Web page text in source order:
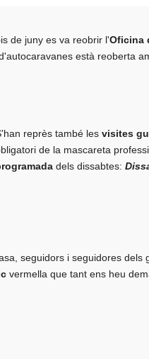
de juny es va reobrir l'Oficina
està reoberta
reprès també lesvisites
de la mascareta
dels dissabtes:
seguidors i seguidores
vermella que tant ens heu